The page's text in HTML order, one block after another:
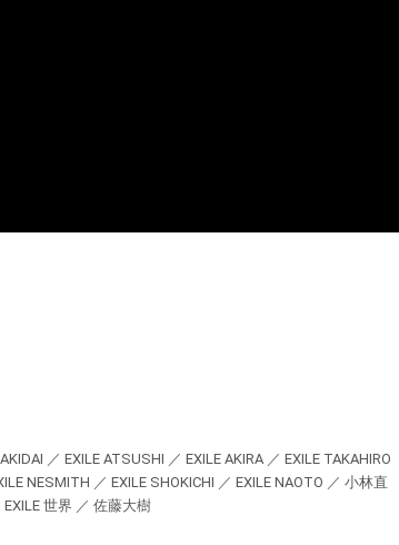
／ EXILE ATSUSHI ／ EXILE AKIRA ／ EXILE TAKAHIRO
NESMITH ／ EXILE SHOKICHI ／ EXILE NAOTO ／ 小林直
世界 ／ 佐藤大樹